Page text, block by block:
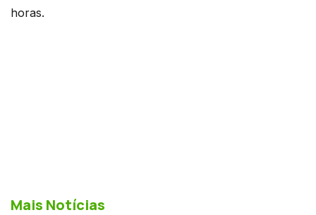
horas.
Mais Notícias